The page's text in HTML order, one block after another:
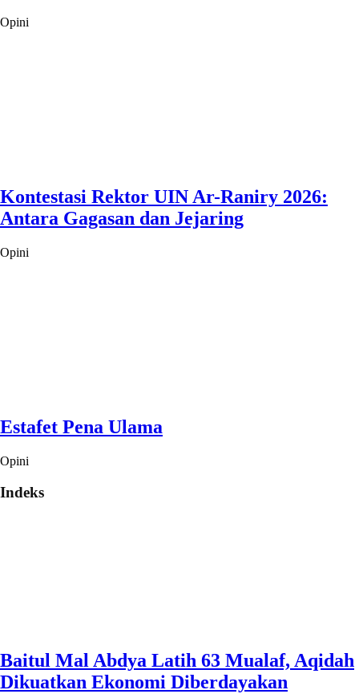
Opini
Kontestasi Rektor UIN Ar-Raniry 2026:
Antara Gagasan dan Jejaring
Opini
Estafet Pena Ulama
Opini
Indeks
Baitul Mal Abdya Latih 63 Mualaf, Aqidah
Dikuatkan Ekonomi Diberdayakan